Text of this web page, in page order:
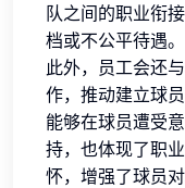
队之间的职业衔
档或不公平待遇。
此外，员工会还
作，推动建立球
能够在球员遭受
持，也体现了职
怀，增强了球员